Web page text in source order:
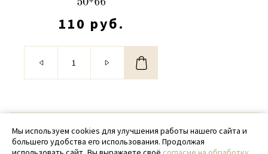
50*66
110 руб.
© 2020 - 2026 SamPack
+ 7 (918) 699-97-87
Мы используем cookies для улучшения работы нашего сайта и
большего удобства его использования. Продолжая